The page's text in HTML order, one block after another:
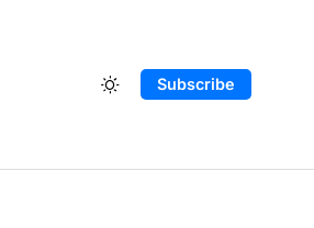
Subscribe